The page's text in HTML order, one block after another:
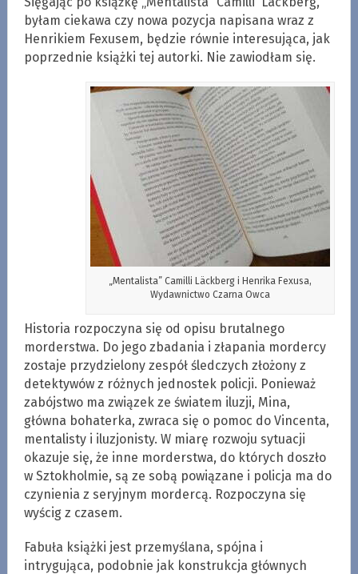
byłam ciekawa czy nowa pozycja napisana wraz z
Henrikiem Fexusem, będzie równie interesująca, jak
poprzednie książki tej autorki. Nie zawiodłam się.
„Mentalista” Camilli Läckberg i Henrika Fexusa,
Wydawnictwo Czarna Owca
Historia rozpoczyna się od opisu brutalnego
morderstwa. Do jego zbadania i złapania mordercy
zostaje przydzielony zespół śledczych złożony z
detektywów z różnych jednostek policji. Ponieważ
zabójstwo ma związek ze światem iluzji, Mina,
główna bohaterka, zwraca się o pomoc do Vincenta,
mentalisty i iluzjonisty. W miarę rozwoju sytuacji
okazuje się, że inne morderstwa, do których doszło
w Sztokholmie, są ze sobą powiązane i policja ma do
czynienia z seryjnym mordercą. Rozpoczyna się
wyścig z czasem.
Fabuła książki jest przemyślana, spójna i
intrygująca, podobnie jak konstrukcja głównych